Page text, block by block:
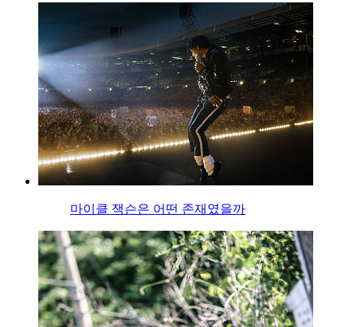
마이클 잭슨은 어떤 존재였을까